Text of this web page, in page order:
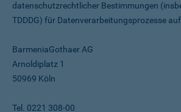
datenschutz­rechtlicher Bestimmungen
TDDDG) für Daten­verarbeitungs­prozesse
BarmeniaGothaer AG
Arnoldiplatz 1
50969 Köln
Tel. 0221 308-00